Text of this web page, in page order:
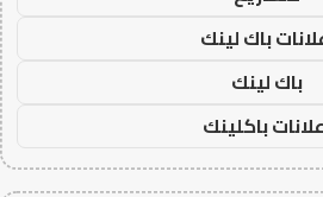
باك لينك
باك لينك
باكلينك